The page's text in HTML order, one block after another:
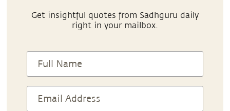
Get insightful quotes from Sadhguru daily
right in your mailbox.